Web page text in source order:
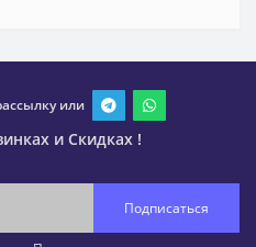
или
и Скидках !
Подписаться